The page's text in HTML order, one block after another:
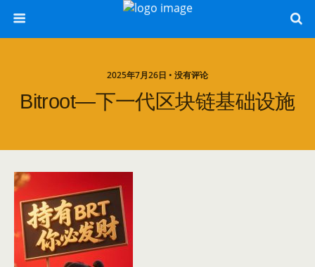
2025年7月26日 • 没有评论
Bitroot—下一代区块链基础设施